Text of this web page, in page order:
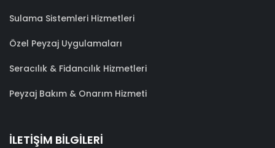
Sulama Sistemleri Hizmetleri
Özel Peyzaj Uygulamaları
Seracılık & Fidancılık Hizmetleri
Peyzaj Bakım & Onarım Hizmeti
İLETİŞİM BİLGİLERİ